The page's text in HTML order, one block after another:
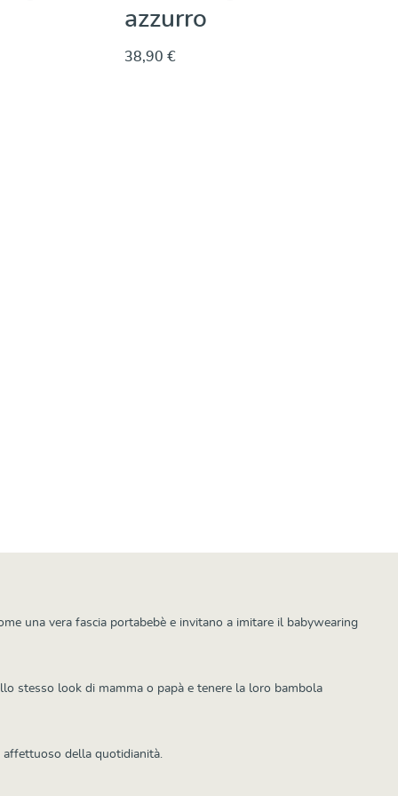
azzurro
38,90 €
una vera fascia portabebè e invitano a imitare il babywearing
stesso look di mamma o papà e tenere la loro bambola
affettuoso della quotidianità.